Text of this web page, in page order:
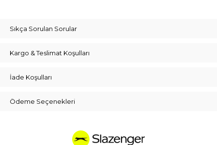
Sıkça Sorulan Sorular
Kargo & Teslimat Koşulları
İade Koşulları
Ödeme Seçenekleri